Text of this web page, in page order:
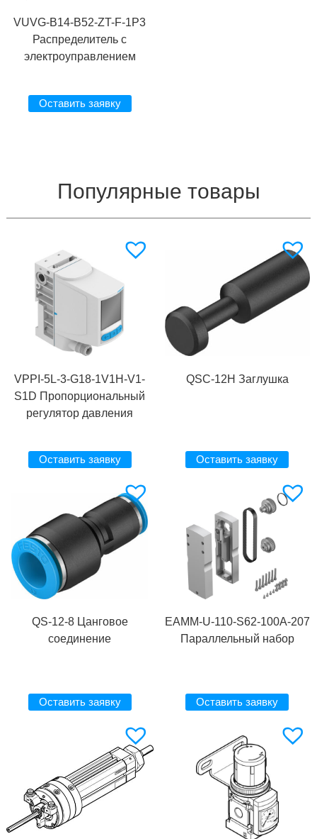
VUVG-B14-B52-ZT-F-1P3
Распределитель с
электроуправлением
Оставить заявку
Популярные товары
VPPI-5L-3-G18-1V1H-V1-
S1D Пропорциональный
регулятор давления
Оставить заявку
QSC-12H Заглушка
Оставить заявку
QS-12-8 Цанговое
соединение
Оставить заявку
EAMM-U-110-S62-100A-207
Параллельный набор
Оставить заявку